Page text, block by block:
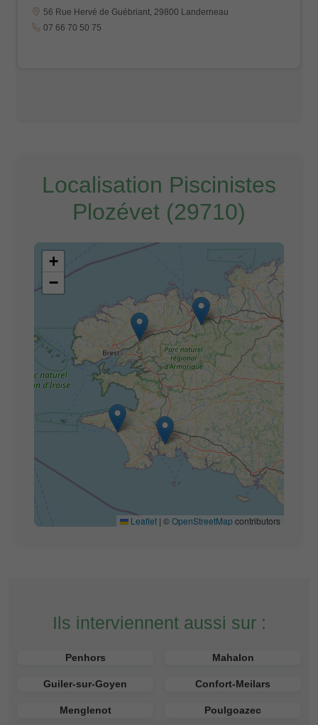
56 Rue Hervé de Guébriant, 29800 Landerneau
07 66 70 50 75
Localisation Piscinistes
Plozévet (29710)
+
−
Leaflet | ©OpenStreetMap contributors
Ils interviennent aussi sur :
Penhors Mahalon
Guiler-sur-Goyen Confort-Meilars
Menglenot Poulgoazec